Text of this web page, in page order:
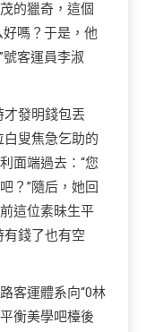
的獵奇，這個
好嗎？于是，他
號客運員李淑
才發明錢包丟
白叟焦急乞助的
面端過去：“您
？”隨后，她回
這位素昧生平
有錢了也有空
客運體系向“0林
衡美學吧檯後